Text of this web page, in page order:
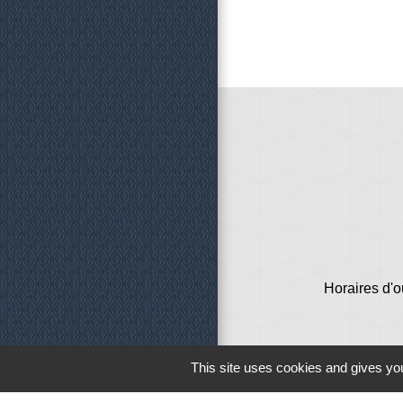
Horaires
This site uses cookies and gives